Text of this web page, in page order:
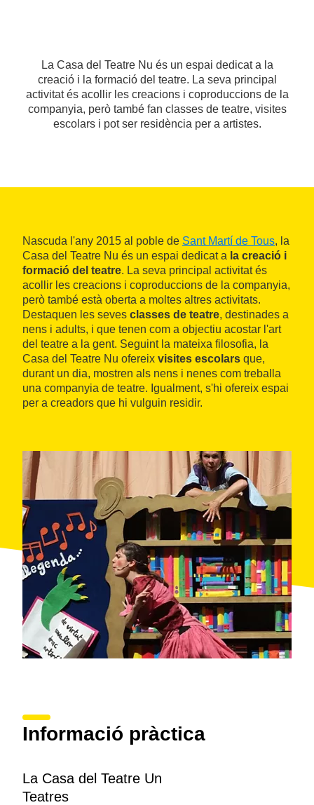
La Casa del Teatre Nu és un espai dedicat a la
creació i la formació del teatre. La seva principal
activitat és acollir les creacions i coproduccions de la
companyia, però també fan classes de teatre, visites
escolars i pot ser residència per a artistes.
Nascuda l'any 2015 al poble de Sant Martí de Tous, la
Casa del Teatre Nu és un espai dedicat a la creació i
formació del teatre. La seva principal activitat és
acollir les creacions i coproduccions de la companyia,
però també està oberta a moltes altres activitats.
Destaquen les seves classes de teatre, destinades a
nens i adults, i que tenen com a objectiu acostar l'art
del teatre a la gent. Seguint la mateixa filosofia, la
Casa del Teatre Nu ofereix visites escolars que,
durant un dia, mostren als nens i nenes com treballa
una companyia de teatre. Igualment, s'hi ofereix espai
per a creadors que hi vulguin residir.
Informació pràctica
La Casa del Teatre Un
Teatres